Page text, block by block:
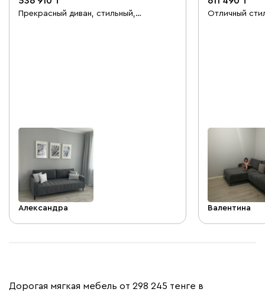
Прекрасный диван, стильный,
Александра
Отличный
Валентина
Дорогая мягкая мебель от 298 245 тенге в